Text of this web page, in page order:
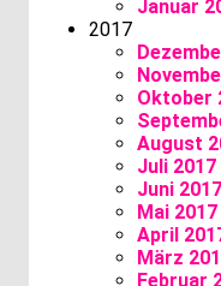
Januar
2017
Oktober
August
Juli 2017
Juni 2017
Mai 2017
April
März
Februar